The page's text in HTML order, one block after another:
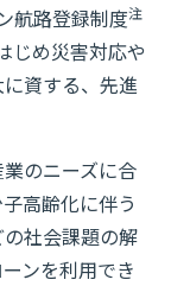
航路登録制度注
じめ災害対応や
資する、先進
のニーズに合
高齢化に伴う
社会課題の解
ンを利用でき